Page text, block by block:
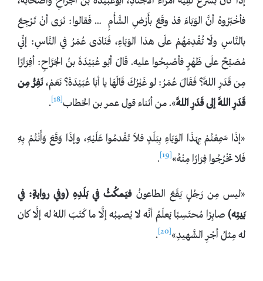
فأخْبَرُوهُ أنَّ الوَبَاءَ قدْ وقَعَ بأَرْضِ الشَّأْمِ … فَقالوا: نَرَى أنْ تَرْجِعَ
بالنَّاسِ ولَا تُقْدِمَهُمْ علَى هذا الوَبَاءِ، فَنَادَى عُمَرُ في النَّاسِ: إنِّي
مُصَبِّحٌ علَى ظَهْرٍ فأصْبِحُوا عليه. قَالَ أبُو عُبَيْدَةَ بنُ الجَرَّاحِ: أفِرَارًا
مِن قَدَرِ اللَّهِ؟ فَقَالَ عُمَرُ: لو غَيْرُكَ قَالَهَا يا أبَا عُبَيْدَةَ؟ نَعَمْ،نَفِرُّ مِن
قَدَرِ اللَّهِ إلى قَدَرِ اللَّهِ». من أثناء قول عمر بن الخطاب[18]
.
«إذَا سَمِعْتُمْ بِهَذَا الوَبَاءِ بِبَلَدٍ فلاَ تَقْدمُوا عَلَيْهِ، وإذَا وَقَعَ وَأَنْتُمْ بِهِ
فَلا تخْرُجُوا فِرَارًا مِنْهُ»[19]
.
«ليس مِن رَجُلٍ يَقَعَ الطاعونُفيَمكُثُ في بَلَدِهِ (وفي روايةٍ: في
بَيتِه) صابِرًا مُحتَسِبًا يَعلَمُ أنَّه لا يُصيبُه إلَّا ما كَتَبَ اللهُ له إلَّا كان
له مِثلُ أجْرِ الشَّهيدِ»[20]
.